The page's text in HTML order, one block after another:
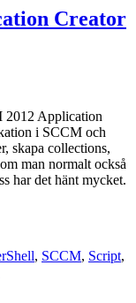
Creator
2012 Application
i SCCM och
skapa collections,
man normalt också
har det hänt mycket.
, SCCM, Script,